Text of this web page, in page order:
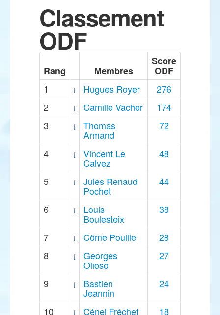
Classement
ODF
Rang Membres
Score
ODF
1
Hugues Royer
276
2
Camille Vacher
174
3
Thomas
Armand
72
4 Vincent Le
Calvez
48
5 Jules Renaud
Pochet
44
6 Louis
Boulesteix
38
7 Côme Pouille
28
8
Georges
Olioso
27
9 Bastien
Jeannin
24
10 Cénel Fréchet 18